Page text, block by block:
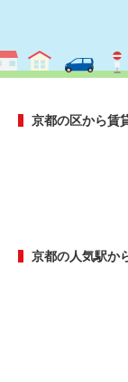
京都の区から賃
京都の人気駅か